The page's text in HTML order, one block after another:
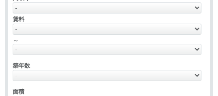
賃料
～
築年数
面積